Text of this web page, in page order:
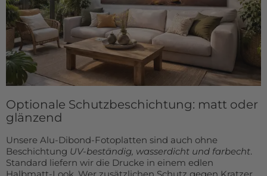
Optionale Schutzbeschichtung: matt oder
glänzend
Unsere Alu-Dibond-Fotoplatten sind auch ohne
Beschichtung UV-beständig, wasserdicht und farbecht.
Standard liefern wir die Drucke in einem edlen